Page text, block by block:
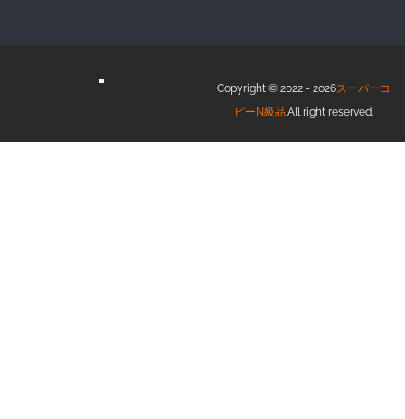
Copyright © 2022 - 2026スーパーコ
ピーN級品.All right reserved.